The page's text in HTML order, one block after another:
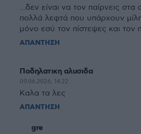
...δεν είναι να τον παίρνεις στα
πολλά λεφτά που υπάρχουν
μόνο εσύ τον πίστεψες και τον
ΑΠΑΝΤΗΣΗ
Ποδηλατικη αλυσιδα
09.06.2026, 14:22
Καλα τα λες
ΑΠΑΝΤΗΣΗ
gre